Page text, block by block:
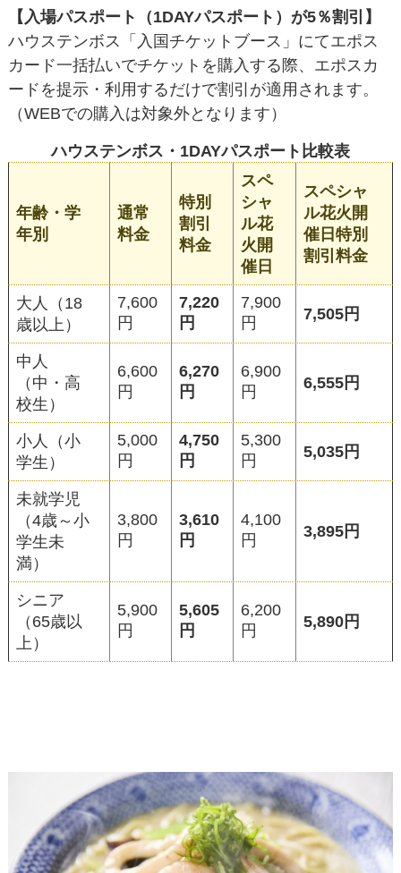
【入場パスポート（1DAYパスポート）が5％割引】
ハウステンボス「入国チケットブース」にてエポス
カード一括払いでチケットを購入する際、エポスカ
ードを提示・利用するだけで割引が適用されます。
（WEBでの購入は対象外となります）
ハウステンボス・1DAYパスポート比較表
年齢・学
年別
通常
料金
特別
割引
料金
スペ
シャ
ル花
火開
催日
スペシャ
ル花火開
催日特別
割引料金
大人（18
歳以上）
7,600
円
7,220
円
7,900
円
7,505円
中人
（中・高
校生）
6,600
円
6,270
円
6,900
円
6,555円
小人（小
学生）
5,000
円
4,750
円
5,300
円
5,035円
未就学児
（4歳～小
学生未
満）
3,800
円
3,610
円
4,100
円
3,895円
シニア
（65歳以
上）
5,900
円
5,605
円
6,200
円
5,890円